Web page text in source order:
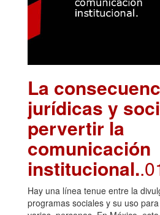
La
jurídicas y
pervertir la
comunicación
institucional.
Hay una línea tenue entre la
programas sociales y su uso